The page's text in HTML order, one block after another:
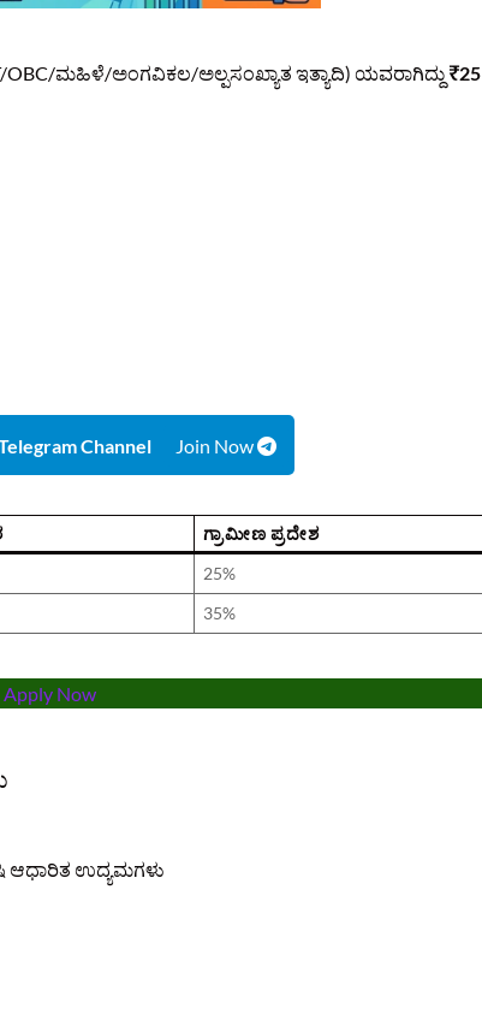
OBC/ಮಹಿಳೆ/ಅಂಗವಿಕಲ/ಅಲ್ಪಸಂಖ್ಯಾತ ಇತ್ಯಾದಿ) ಯವರಾಗಿದ್ದು ₹25
Channel Join Now
ಗ್ರಾಮೀಣ ಪ್ರದೇಶ
25%
35%
Apply Now
ಆಧಾರಿತ ಉದ್ಯಮಗಳು